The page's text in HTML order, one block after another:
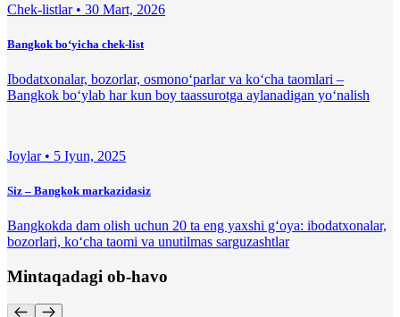
Chek-listlar • 30 Mart, 2026
Bangkok bo‘yicha chek-list
Ibodatxonalar, bozorlar, osmono‘parlar va ko‘cha taomlari –
Bangkok bo‘ylab har kun boy taassurotga aylanadigan yo‘nalish
Joylar • 5 Iyun, 2025
Siz – Bangkok markazidasiz
Bangkokda dam olish uchun 20 ta eng yaxshi g‘oya: ibodatxonalar,
bozorlari, ko‘cha taomi va unutilmas sarguzashtlar
Mintaqadagi ob-havo